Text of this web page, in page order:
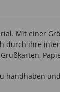
Mit einer
ihre